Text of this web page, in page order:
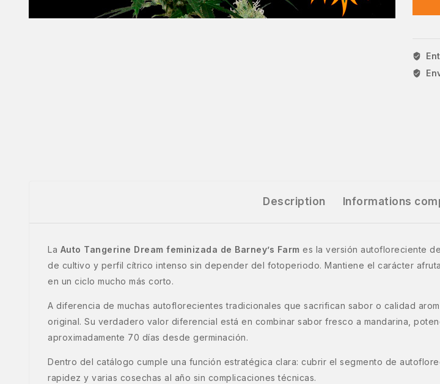
Description Informations
La Auto Tangerine Dream feminizada de Barney’s Farm es la versión autofloreciente
de cultivo y perfil cítrico intenso sin depender del fotoperiodo. Mantiene el carácter
en un ciclo mucho más corto.
A diferencia de muchas autoflorecientes tradicionales que sacrifican sabor o calidad
original. Su verdadero valor diferencial está en combinar sabor fresco a mandarina,
aproximadamente 70 días desde germinación.
Dentro del catálogo cumple una función estratégica clara: cubrir el segmento de
rapidez y varias cosechas al año sin complicaciones técnicas.